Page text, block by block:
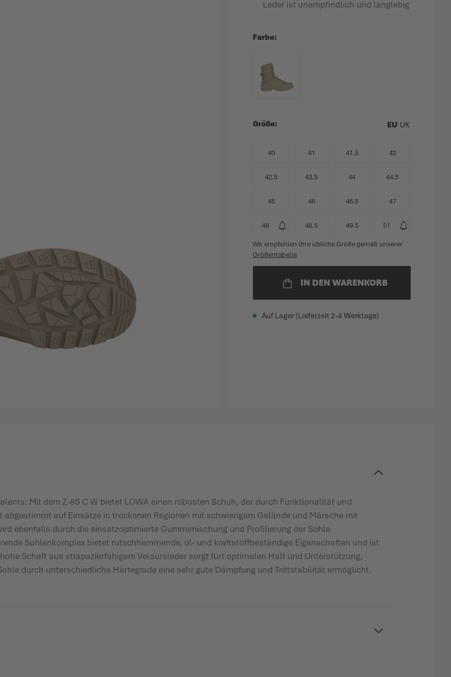
Leder ist unempfindlich und langlebig
Farbe
Größe EU UK
40 41 41.5 42
42.5 43.5 44 44.5
45 46 46.5 47
48 48.5 49.5 51
Wir empfehlen Ihre übliche Größe gemäß unserer
Größentabelle
IN DEN WARENKORB
Auf Lager (Lieferzeit 2-4 Werktage)
Mit dem Z-8S C W bietet LOWA einen robusten Schuh, der durch Funktionalität und
auf Einsätze in trockenen Regionen mit schwierigem Gelände und Märsche mit
ebenfalls durch die einsatzoptimierte Gummimischung und Profilierung der Sohle
Sohlenkomplex bietet rutschhemmende, öl- und kraftstoffbeständige Eigenschaften und ist
Schaft aus strapazierfähigem Veloursleder sorgt fürt optimalen Halt und Unterstützung,
durch unterschiedliche Härtegrade eine sehr gute Dämpfung und Trittstabilität ermöglicht.